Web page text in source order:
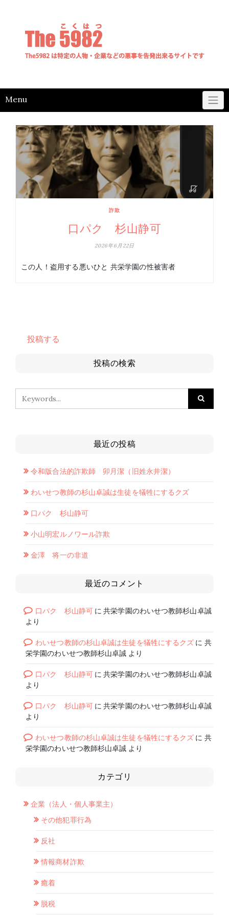
Menu
詐欺
口パク 杉山静可
2026年6月22日
この人！盗用する悪いひと 共栄学園の性被害者
投稿する
投稿の検索
最近の投稿
令和版合法的詐欺師 卯月潔（旧姓永井潔）
わいせつ教師の杉山卓誠は生徒を犠牲にするクズ
口パク 杉山静可
小山明宏ルノワール詐欺
金澤 将一の非道
最近のコメント
口パク 杉山静可に共栄学園のわいせつ教師杉山卓誠
より
わいせつ教師の杉山卓誠は生徒を犠牲にするクズ に 共
栄学園のわいせつ教師杉山卓誠 より
口パク 杉山静可に共栄学園のわいせつ教師杉山卓誠
より
口パク 杉山静可に共栄学園のわいせつ教師杉山卓誠
より
わいせつ教師の杉山卓誠は生徒を犠牲にするクズ に 共
栄学園のわいせつ教師杉山卓誠 より
カテゴリ
企業（法人・個人事業主）
その他犯罪行為
反社
情報商材詐欺
癒着
脱税